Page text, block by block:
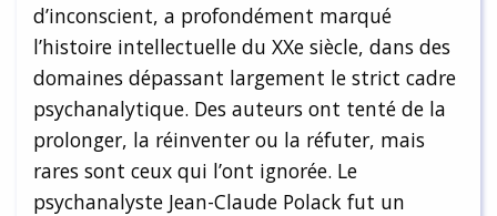
d’inconscient, a profondément marqué
l’histoire intellectuelle du XXe siècle, dans des
domaines dépassant largement le strict cadre
psychanalytique. Des auteurs ont tenté de la
prolonger, la réinventer ou la réfuter, mais
rares sont ceux qui l’ont ignorée. Le
psychanalyste Jean-Claude Polack fut un